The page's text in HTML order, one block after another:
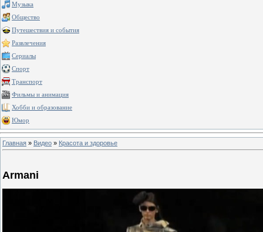
Музыка
Общество
Путешествия и события
Развлечения
Сериалы
Спорт
Транспорт
Фильмы и анимация
Хобби и образование
Юмор
Главная » Видео » Красота и здоровье
Armani